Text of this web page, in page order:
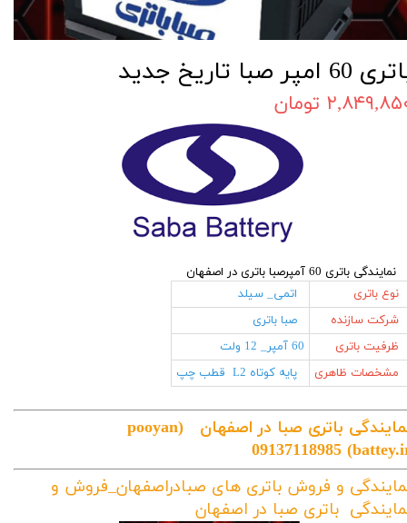
60 امپر صبا تاریخ جدید
تومان
نمایندگی باتری 60 آمپرصبا باتری در اصفهان
نوع باتری
اتمی_ سیلد
شرکت سازنده
صبا باتری
ظرفیت باتری
60 آمپر_ 12 ولت
مشخصات ظاهری
پایه کوتاه L2 قطب چپ
باتری صبا در اصفهان
(pooyan
09137118985
و فروش باتری های صبادراصفهان_فروش و
باتری صبا در اصفهان